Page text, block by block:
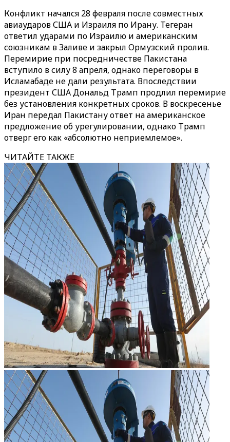
Конфликт начался 28 февраля после совместных
авиаударов США и Израиля по Ирану. Тегеран
ответил ударами по Израилю и американским
союзникам в Заливе и закрыл Ормузский пролив.
Перемирие при посредничестве Пакистана
вступило в силу 8 апреля, однако переговоры в
Исламабаде не дали результата. Впоследствии
президент США Дональд Трамп продлил перемирие
без установления конкретных сроков. В воскресенье
Иран передал Пакистану ответ на американское
предложение об урегулировании, однако Трамп
отверг его как «абсолютно неприемлемое».
ЧИТАЙТЕ ТАКЖЕ